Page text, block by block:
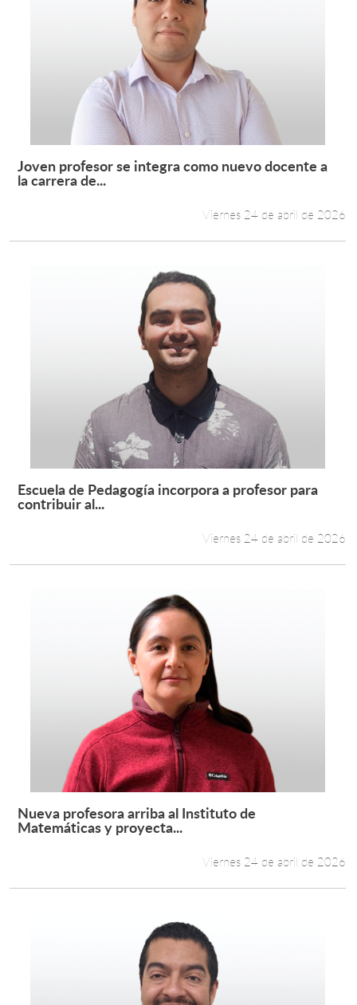
Leer más +
Joven profesor se integra como nuevo docente a
la carrera de...
Viernes 24 de abril de 2026
Leer más +
Escuela de Pedagogía incorpora a profesor para
contribuir al...
Viernes 24 de abril de 2026
Leer más +
Nueva profesora arriba al Instituto de
Matemáticas y proyecta...
Viernes 24 de abril de 2026